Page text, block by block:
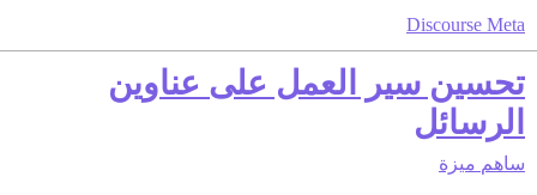
Discourse Meta
تحسين سير العمل على عناوين
الرسائل
ساهم ميزة